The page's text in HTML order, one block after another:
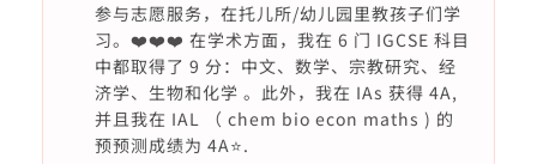
参与志愿服务，在托儿所/幼儿园里教孩子们学
习。❤️❤️❤️ 在学术方面，我在 6 门 IGCSE 科目
中都取得了 9 分：中文、数学、宗教研究、经
济学、生物和化学 。此外，我在 IAs 获得 4A,
并且我在 IAL （ chem bio econ maths ) 的
预预测成绩为 4A⭐️.